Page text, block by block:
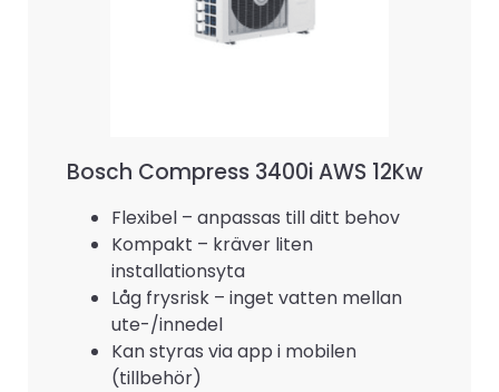
Bosch Compress 3400i AWS 12Kw
Flexibel – anpassas till ditt behov
Kompakt – kräver liten
installationsyta
Låg frysrisk – inget vatten mellan
ute-/innedel
Kan styras via app i mobilen
(tillbehör)